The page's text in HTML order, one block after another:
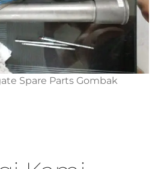
Spare Parts Gombak